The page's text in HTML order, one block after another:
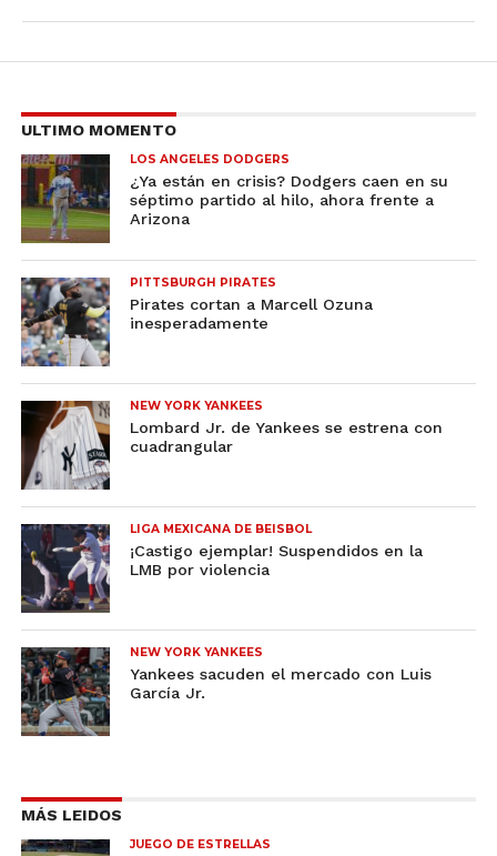
ULTIMO MOMENTO
LOS ANGELES DODGERS
¿Ya están en crisis? Dodgers caen en su
séptimo partido al hilo, ahora frente a
Arizona
PITTSBURGH PIRATES
Pirates cortan a Marcell Ozuna
inesperadamente
NEW YORK YANKEES
Lombard Jr. de Yankees se estrena con
cuadrangular
LIGA MEXICANA DE BEISBOL
¡Castigo ejemplar! Suspendidos en la
LMB por violencia
NEW YORK YANKEES
Yankees sacuden el mercado con Luis
García Jr.
MÁS LEIDOS
JUEGO DE ESTRELLAS